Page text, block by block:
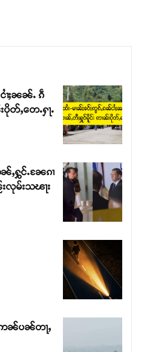
ၶဝ်ႈႁူမ်ႈၵမ်ႉထႅမ် ၸုမ်းၶၢ
ႈယူႇၶႃႈဢေႃႈ။
ၢႆႈၼၼ်ႉ ၵဵ
တ်ႇတေႉႁႃႉ
ႇႁွင်ႉၼႄၵၢ
လုမ်းသၽႃး
ဢၼ်ပၼ်တႃႇ